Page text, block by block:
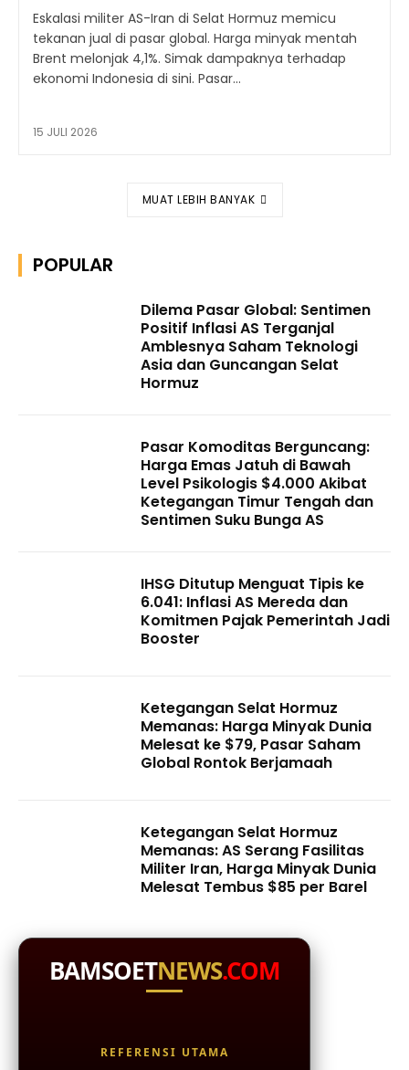
Eskalasi militer AS-Iran di Selat Hormuz memicu
tekanan jual di pasar global. Harga minyak mentah
Brent melonjak 4,1%. Simak dampaknya terhadap
ekonomi Indonesia di sini. Pasar...
15 JULI 2026
MUAT LEBIH BANYAK
POPULAR
Dilema Pasar Global: Sentimen
Positif Inflasi AS Terganjal
Amblesnya Saham Teknologi
Asia dan Guncangan Selat
Hormuz
Pasar Komoditas Berguncang:
Harga Emas Jatuh di Bawah
Level Psikologis $4.000 Akibat
Ketegangan Timur Tengah dan
Sentimen Suku Bunga AS
IHSG Ditutup Menguat Tipis ke
6.041: Inflasi AS Mereda dan
Komitmen Pajak Pemerintah Jadi
Booster
Ketegangan Selat Hormuz
Memanas: Harga Minyak Dunia
Melesat ke $79, Pasar Saham
Global Rontok Berjamaah
Ketegangan Selat Hormuz
Memanas: AS Serang Fasilitas
Militer Iran, Harga Minyak Dunia
Melesat Tembus $85 per Barel
BAMSOETNEWS.COM
REFERENSI UTAMA